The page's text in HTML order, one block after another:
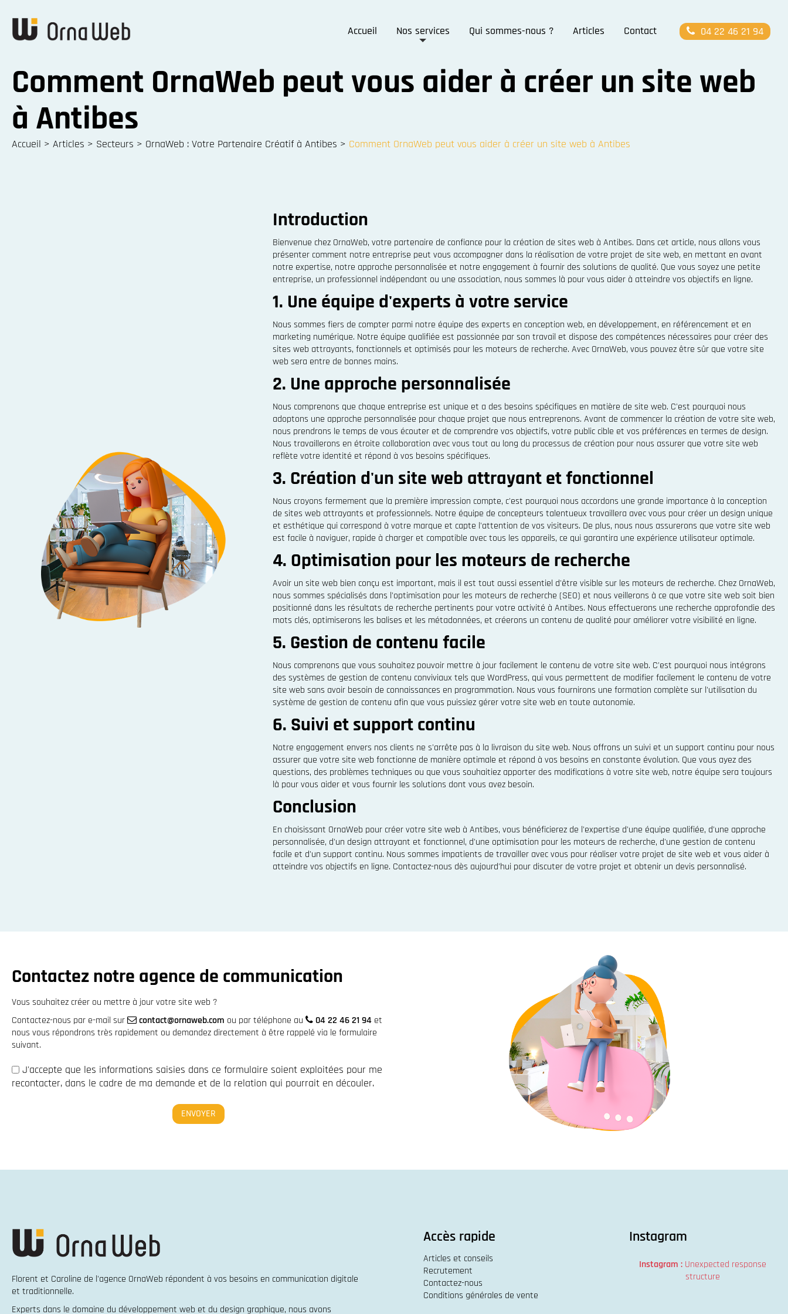
Accueil Nos services Qui sommes-nous ? Articles Contact 04 22 46 21 94
Comment OrnaWeb peut vous aider à créer un site web
à Antibes
Accueil > Articles > Secteurs > OrnaWeb : Votre Partenaire Créatif à Antibes > Comment OrnaWeb peut vous aider à créer un site web à Antibes
Introduction
Bienvenue chez OrnaWeb, votre partenaire de confiance pour la création de sites web à Antibes. Dans cet article, nous allons vous
présenter comment notre entreprise peut vous accompagner dans la réalisation de votre projet de site web, en mettant en avant
notre expertise, notre approche personnalisée et notre engagement à fournir des solutions de qualité. Que vous soyez une petite
entreprise, un professionnel indépendant ou une association, nous sommes là pour vous aider à atteindre vos objectifs en ligne.
1. Une équipe d'experts à votre service
Nous sommes fiers de compter parmi notre équipe des experts en conception web, en développement, en référencement et en
marketing numérique. Notre équipe qualifiée est passionnée par son travail et dispose des compétences nécessaires pour créer des
sites web attrayants, fonctionnels et optimisés pour les moteurs de recherche. Avec OrnaWeb, vous pouvez être sûr que votre site
web sera entre de bonnes mains.
2. Une approche personnalisée
Nous comprenons que chaque entreprise est unique et a des besoins spécifiques en matière de site web. C'est pourquoi nous
adoptons une approche personnalisée pour chaque projet que nous entreprenons. Avant de commencer la création de votre site web,
nous prendrons le temps de vous écouter et de comprendre vos objectifs, votre public cible et vos préférences en termes de design.
Nous travaillerons en étroite collaboration avec vous tout au long du processus de création pour nous assurer que votre site web
reflète votre identité et répond à vos besoins spécifiques.
3. Création d'un site web attrayant et fonctionnel
Nous croyons fermement que la première impression compte, c'est pourquoi nous accordons une grande importance à la conception
de sites web attrayants et professionnels. Notre équipe de concepteurs talentueux travaillera avec vous pour créer un design unique
et esthétique qui correspond à votre marque et capte l'attention de vos visiteurs. De plus, nous nous assurerons que votre site web
est facile à naviguer, rapide à charger et compatible avec tous les appareils, ce qui garantira une expérience utilisateur optimale.
4. Optimisation pour les moteurs de recherche
Avoir un site web bien conçu est important, mais il est tout aussi essentiel d'être visible sur les moteurs de recherche. Chez OrnaWeb,
nous sommes spécialisés dans l'optimisation pour les moteurs de recherche (SEO) et nous veillerons à ce que votre site web soit bien
positionné dans les résultats de recherche pertinents pour votre activité à Antibes. Nous effectuerons une recherche approfondie des
mots clés, optimiserons les balises et les métadonnées, et créerons un contenu de qualité pour améliorer votre visibilité en ligne.
5. Gestion de contenu facile
Nous comprenons que vous souhaitez pouvoir mettre à jour facilement le contenu de votre site web. C'est pourquoi nous intégrons
des systèmes de gestion de contenu conviviaux tels que WordPress, qui vous permettent de modifier facilement le contenu de votre
site web sans avoir besoin de connaissances en programmation. Nous vous fournirons une formation complète sur l'utilisation du
système de gestion de contenu afin que vous puissiez gérer votre site web en toute autonomie.
6. Suivi et support continu
Notre engagement envers nos clients ne s'arrête pas à la livraison du site web. Nous offrons un suivi et un support continu pour nous
assurer que votre site web fonctionne de manière optimale et répond à vos besoins en constante évolution. Que vous ayez des
questions, des problèmes techniques ou que vous souhaitiez apporter des modifications à votre site web, notre équipe sera toujours
là pour vous aider et vous fournir les solutions dont vous avez besoin.
Conclusion
En choisissant OrnaWeb pour créer votre site web à Antibes, vous bénéficierez de l'expertise d'une équipe qualifiée, d'une approche
personnalisée, d'un design attrayant et fonctionnel, d'une optimisation pour les moteurs de recherche, d'une gestion de contenu
facile et d'un support continu. Nous sommes impatients de travailler avec vous pour réaliser votre projet de site web et vous aider à
atteindre vos objectifs en ligne. Contactez-nous dès aujourd'hui pour discuter de votre projet et obtenir un devis personnalisé.
Contactez notre agence de communication
Vous souhaitez créer ou mettre à jour votre site web ?
Contactez-nous par e-mail sur
contact@ornaweb.com ou par téléphone au 04 22 46 21 94 et
nous vous répondrons très rapidement ou demandez directement à être rappelé via le formulaire
suivant.
J'accepte que les informations saisies dans ce formulaire soient exploitées pour me
recontacter, dans le cadre de ma demande et de la relation qui pourrait en découler.
Florent et Caroline de l'agence OrnaWeb répondent à vos besoins en communication digitale
et traditionnelle.
Experts dans le domaine du développement web et du design graphique, nous avons
Accès rapide
Articles et conseils
Recrutement
Contactez-nous
Conditions générales de vente
Instagram
Instagram : Unexpected response
structure